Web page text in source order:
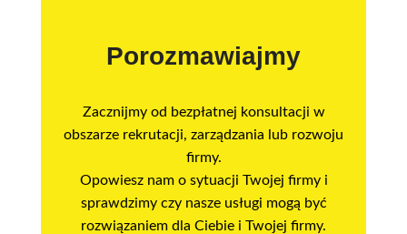
Porozmawiajmy
Zacznijmy od bezpłatnej konsultacji w
obszarze rekrutacji, zarządzania lub rozwoju
firmy.
Opowiesz nam o sytuacji Twojej firmy i
sprawdzimy czy nasze usługi mogą być
rozwiązaniem dla Ciebie i Twojej firmy.